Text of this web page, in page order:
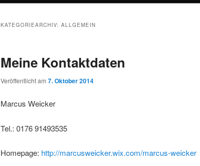
KATEGORIEARCHIV: ALLGEMEIN
Meine Kontaktdaten
Veröffentlicht am 7. Oktober 2014
Marcus Weicker
Tel.: 0176 91493535
Homepage: http://marcusweicker.wix.com/marcus-weicker